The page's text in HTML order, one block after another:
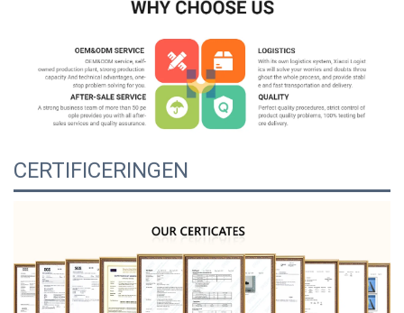
CERTIFICERINGEN